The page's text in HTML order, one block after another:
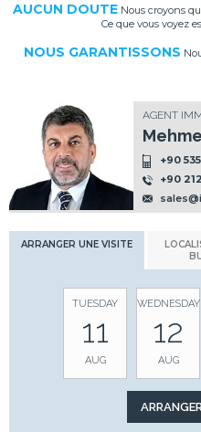
AUCUN DOUTE Nous croyons
Ce que vous voyez
NOUS GARANTISSONS
AGENT
+90
+90
ARRANGER UNE VISITE
TUESDAY
11
AUG
WEDNESDAY
12
AUG